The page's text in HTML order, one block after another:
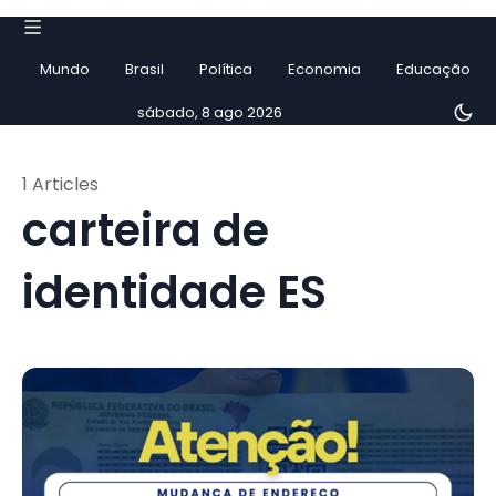
Mundo Brasil Política Economia Educação
sábado, 8 ago 2026
carteira de
identidade ES
1 Articles